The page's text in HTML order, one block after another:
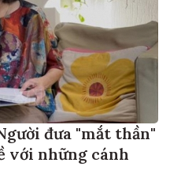
đưa "mắt thần"
với những cánh